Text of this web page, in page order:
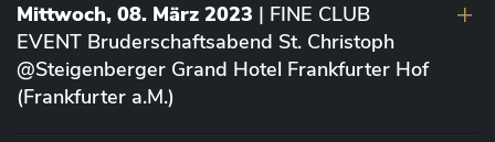
Mittwoch, 08. März 2023 | FINE CLUB
EVENT Bruderschaftsabend St. Christoph
@Steigenberger Grand Hotel Frankfurter Hof
(Frankfurter a.M.)